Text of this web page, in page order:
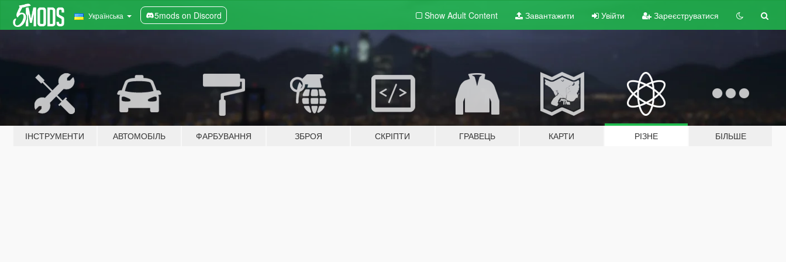
Українська 5mods on Discord Show Adult Content Завантажити Увійти Зареєструватися
ІНСТРУМЕНТИ АВТОМОБІЛЬ ФАРБУВАННЯ ЗБРОЯ СКРІПТИ ГРАВЕЦЬ КАРТИ РІЗНЕ БІЛЬШЕ